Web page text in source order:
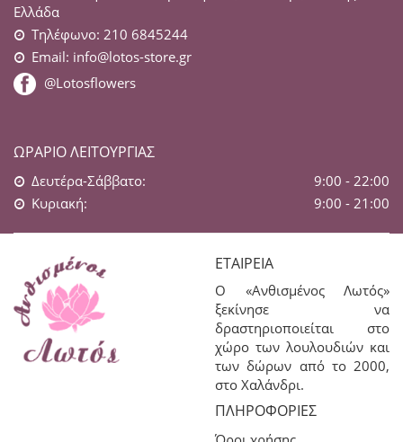
Ελλάδα
Τηλέφωνο: 210 6845244
Email: info@lotos-store.gr
@Lotosflowers
ΩΡΆΡΙΟ ΛΕΙΤΟΥΡΓΊΑΣ
Δευτέρα-Σάββατο:
9:00 - 22:00
Κυριακή:
9:00 - 21:00
ΕΤΑΙΡΕΊΑ
Ο «Ανθισμένος Λωτός»
ξεκίνησε να
δραστηριοποιείται στο
χώρο των λουλουδιών και
των δώρων από το 2000,
στο Χαλάνδρι.
ΠΛΗΡΟΦΟΡΊΕΣ